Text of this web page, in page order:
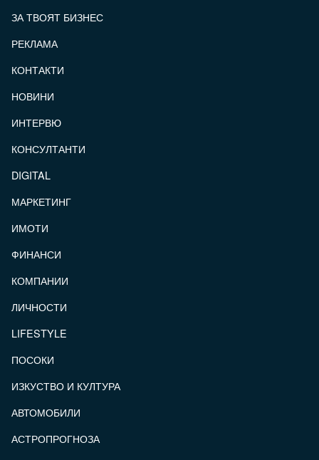
ЗА ТВОЯТ БИЗНЕС
РЕКЛАМА
КОНТАКТИ
НОВИНИ
ИНТЕРВЮ
КОНСУЛТАНТИ
DIGITAL
МАРКЕТИНГ
ИМОТИ
ФИНАНСИ
КОМПАНИИ
ЛИЧНОСТИ
LIFESTYLE
ПОСОКИ
ИЗКУСТВО И КУЛТУРА
АВТОМОБИЛИ
АСТРОПРОГНОЗА